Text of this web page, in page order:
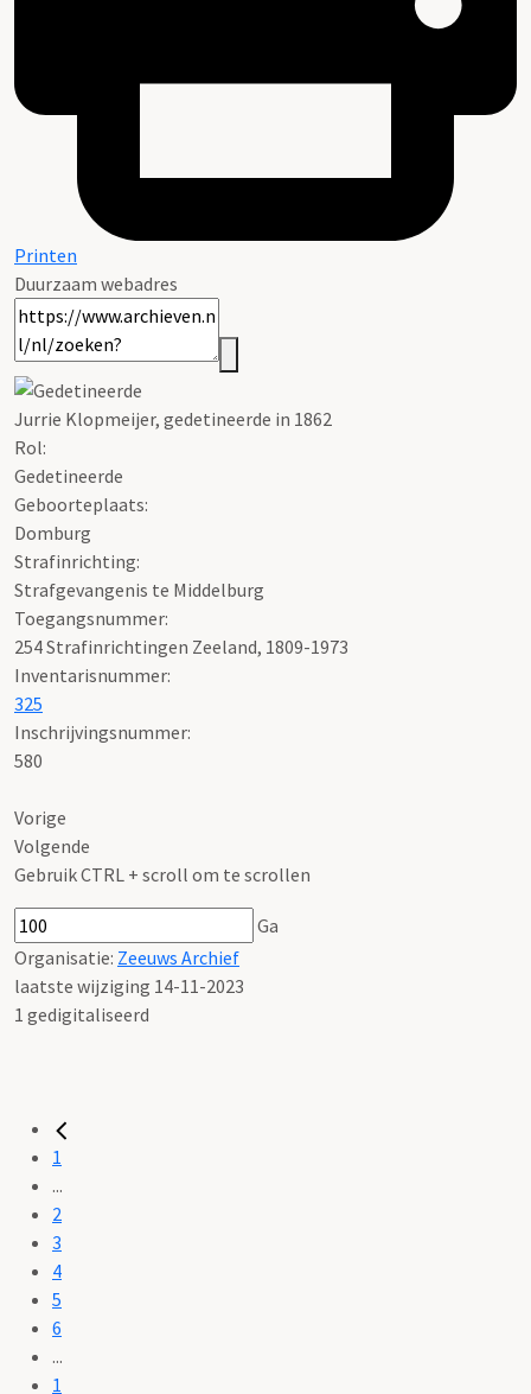
Printen
Duurzaam webadres
Jurrie Klopmeijer, gedetineerde in 1862
Rol:
Gedetineerde
Geboorteplaats:
Domburg
Strafinrichting:
Strafgevangenis te Middelburg
Toegangsnummer:
254 Strafinrichtingen Zeeland, 1809-1973
Inventarisnummer:
325
Inschrijvingsnummer:
580
Vorige
Volgende
Gebruik CTRL + scroll om te scrollen
Ga
Organisatie: Zeeuws Archief
laatste wijziging 14-11-2023
1 gedigitaliseerd
1
...
2
3
4
5
6
...
1